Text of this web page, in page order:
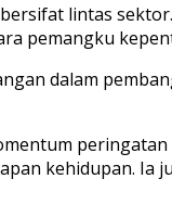
lintas
pemangku
dalam
kehidupan.